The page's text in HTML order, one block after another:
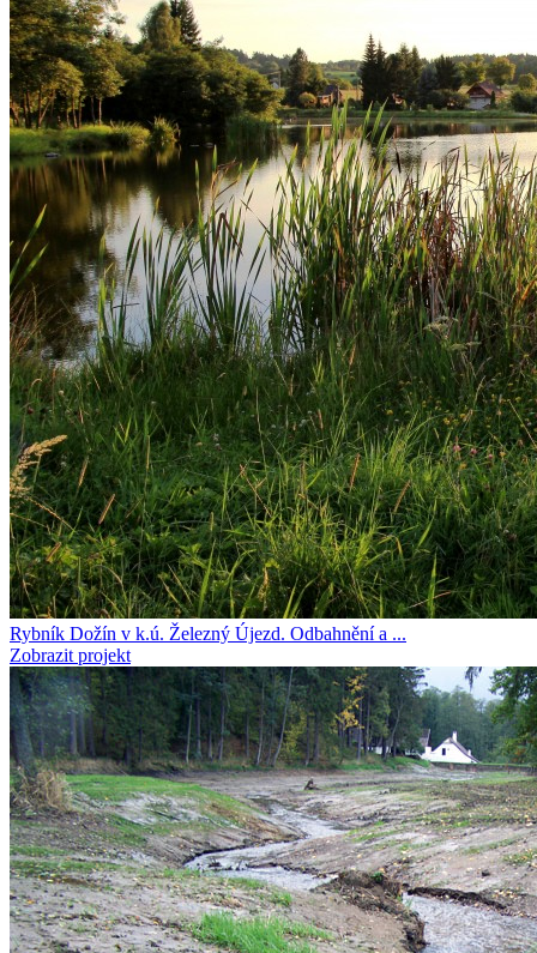
Rybník Dožín v k.ú. Železný Újezd. Odbahnění a ...
Zobrazit projekt